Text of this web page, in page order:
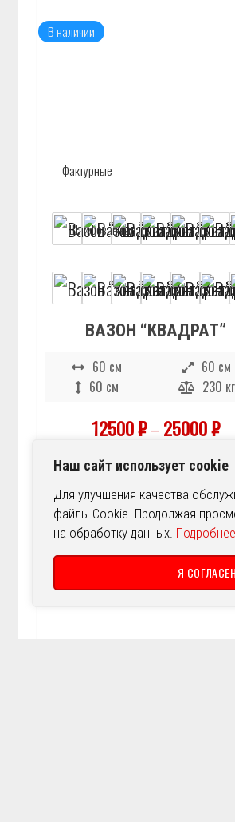
Наш сайт использует cookie
Для улучшения качества
файлы Cookie. Продолжая
на обработку данных. Подробнее
Я СОГЛАСЕН
В наличии
ВАЗОН “КВАДРАТ”
60 см
60 см
60 см
230 кг
12500₽– 25000₽